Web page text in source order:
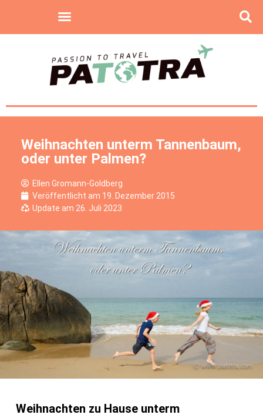
Weihnachten unterm Tannenbaum,
oder unter Palmen?
Ellen Gromann-Goldberg
Veröffentlicht am 19. Dezember 2015
Update am 26. Juli 2023
Weihnachten zu Hause unterm